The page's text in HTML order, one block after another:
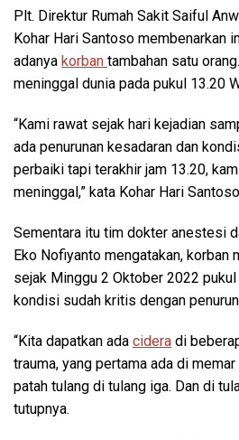
Plt. Direktur Rumah Sakit Saiful
Kohar Hari Santoso membenarkan
adanya korban tambahan satu
meninggal dunia pada pukul 13.20
“Kami rawat sejak hari kejadian
ada penurunan kesadaran dan
perbaiki tapi terakhir jam 13.20,
meninggal,” kata Kohar Hari
Sementara itu tim dokter anestesi
Eko Nofiyanto mengatakan, korban
sejak Minggu 2 Oktober 2022
kondisi sudah kritis dengan
“Kita dapatkan ada cidera di
trauma, yang pertama ada di
patah tulang di tulang iga. Dan di
tutupnya.